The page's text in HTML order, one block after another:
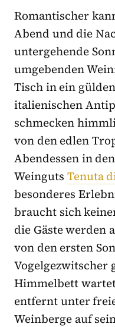
Romantischer
Abend und die
untergehende
umgebenden
Tisch in ein
italienischen
schmecken
von den edlen
Abendessen in
Weinguts Tenuta
besonderes
braucht sich
die Gäste werden
von den ersten
Vogelgezwitscher
Himmelbett
entfernt unter
Weinberge auf